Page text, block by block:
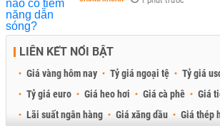
LIÊN KẾT NỔI BẬT
Giá vàng hôm nay Tỷ giá ngoại tệ Tỷ giá
Tỷ giá euro
Giá heo hơi Giá cà phê
Giá
Lãi suất ngân hàng
Giá xăng dầu
Giá thép